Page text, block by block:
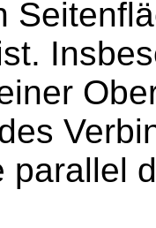
parallel